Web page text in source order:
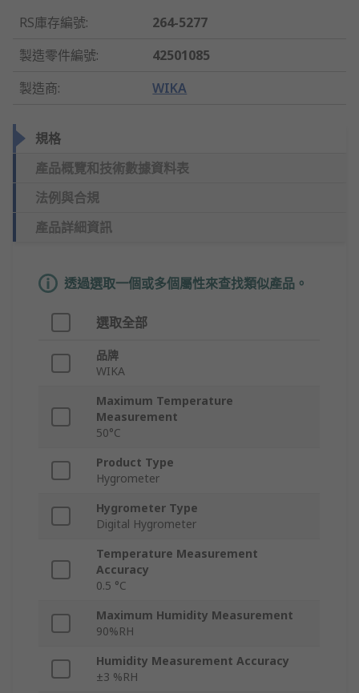
RS庫存編號:
264-5277
製造零件編號:
42501085
製造商: WIKA
規格
產品概覽和技術數據資料表
法例與合規
產品詳細資訊
透過選取一個或多個屬性來查找類似產品。
選取全部
品牌
WIKA
Maximum Temperature
Measurement
50°C
Product Type
Hygrometer
Hygrometer Type
Digital Hygrometer
Temperature Measurement
Accuracy
0.5 °C
Maximum Humidity Measurement
90%RH
Humidity Measurement Accuracy
±3 %RH